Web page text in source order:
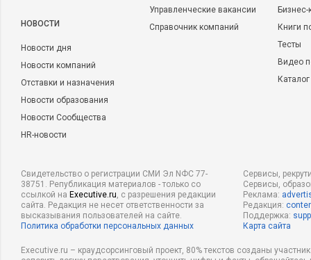
НОВОСТИ
Новости дня
Новости компаний
Отставки и назначения
Новости образования
Новости Сообщества
HR-новости
Управленческие вакансии
Справочник компаний
Книги
Тесты
Видео
Свидетельство о регистрации СМИ Эл NФС 77-
38751. Републикация материалов - только со
ссылкой на Executive.ru, с разрешения редакции
сайта. Редакция не несет ответственности за
высказывания пользователей на сайте.
Политика обработки персональных данных
Сервисы,
Сервисы,
Реклама:
Редакция:
Поддержка:
Карта сайта
Executive.ru – краудсорсинговый проект, 80% текстов созданы